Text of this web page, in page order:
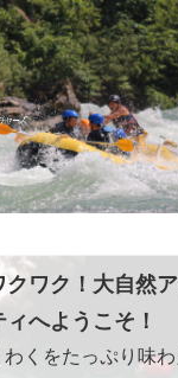
クワク！大自然
ィへようこそ！
わくをたっぷり味